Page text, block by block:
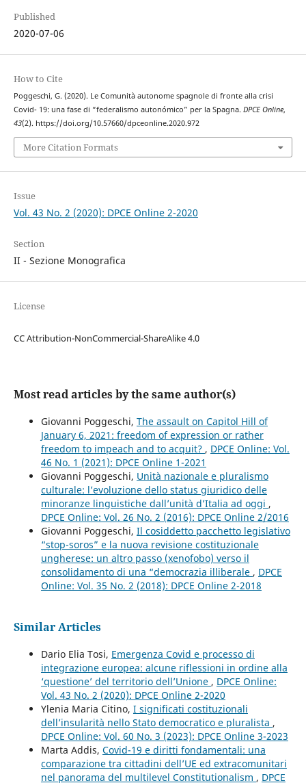
Published
2020-07-06
How to Cite
Poggeschi, G. (2020). Le Comunità autonome spagnole di fronte alla crisi
Covid- 19: una fase di “federalismo autonómico” per la Spagna. DPCE Online,
43(2). https://doi.org/10.57660/dpceonline.2020.972
More Citation Formats
Issue
Vol. 43 No. 2 (2020): DPCE Online 2-2020
Section
II - Sezione Monografica
License
CC Attribution-NonCommercial-ShareAlike 4.0
Most read articles by the same author(s)
Giovanni Poggeschi, The assault on Capitol Hill of
January 6, 2021: freedom of expression or rather
freedom to impeach and to acquit? , DPCE Online: Vol.
46 No. 1 (2021): DPCE Online 1-2021
Giovanni Poggeschi, Unità nazionale e pluralismo
culturale: l’evoluzione dello status giuridico delle
minoranze linguistiche dall’unità d’Italia ad oggi ,
DPCE Online: Vol. 26 No. 2 (2016): DPCE Online 2/2016
Giovanni Poggeschi, Il cosiddetto pacchetto legislativo
“stop-soros” e la nuova revisione costituzionale
ungherese: un altro passo (xenofobo) verso il
consolidamento di una “democrazia illiberale , DPCE
Online: Vol. 35 No. 2 (2018): DPCE Online 2-2018
Similar Articles
Dario Elia Tosi, Emergenza Covid e processo di
integrazione europea: alcune riflessioni in ordine alla
‘questione’ del territorio dell’Unione , DPCE Online:
Vol. 43 No. 2 (2020): DPCE Online 2-2020
Ylenia Maria Citino, I significati costituzionali
dell’insularità nello Stato democratico e pluralista ,
DPCE Online: Vol. 60 No. 3 (2023): DPCE Online 3-2023
Marta Addis, Covid-19 e diritti fondamentali: una
comparazione tra cittadini dell’UE ed extracomunitari
nel panorama del multilevel Constitutionalism , DPCE